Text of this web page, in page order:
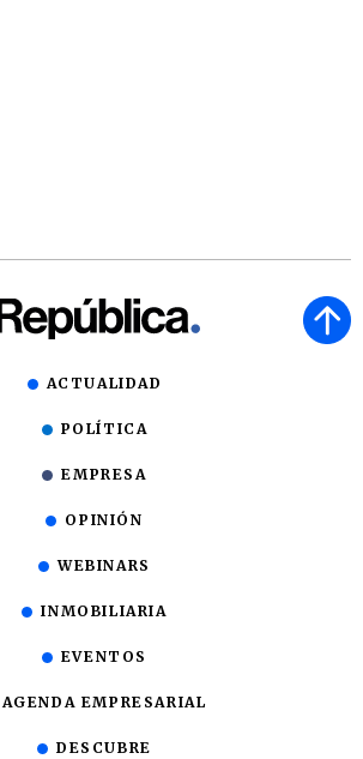
ACTUALIDAD
POLÍTICA
EMPRESA
OPINIÓN
WEBINARS
INMOBILIARIA
EVENTOS
AGENDA EMPRESARIAL
DESCUBRE